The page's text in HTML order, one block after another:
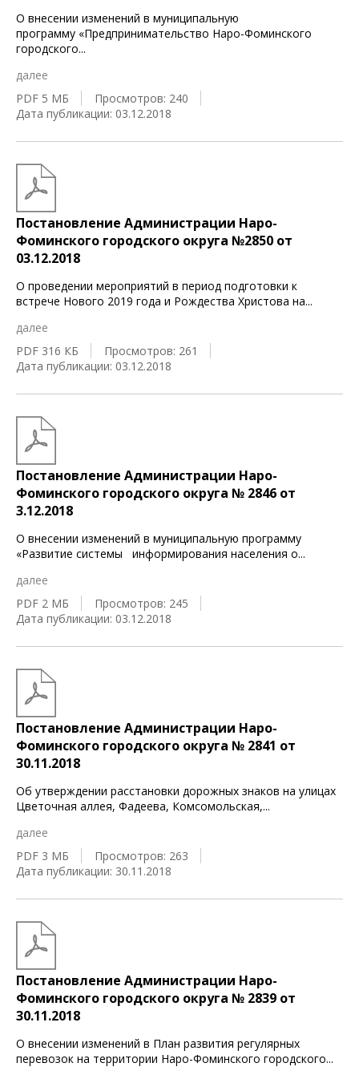
О внесении изменений в муниципальную
программу «Предпринимательство Наро-Фоминского
городского...
далее
PDF 5 МБ
Просмотров: 240
Дата публикации: 03.12.2018
Постановление Администрации Наро-
Фоминского городского округа №2850 от
03.12.2018
О проведении мероприятий в период подготовки к
встрече Нового 2019 года и Рождества Христова на...
далее
PDF 316 КБ
Просмотров: 261
Дата публикации: 03.12.2018
Постановление Администрации Наро-
Фоминского городского округа № 2846 от
3.12.2018
О внесении изменений в муниципальную программу
«Развитие системы информирования населения о...
далее
PDF 2 МБ
Просмотров: 245
Дата публикации: 03.12.2018
Постановление Администрации Наро-
Фоминского городского округа № 2841 от
30.11.2018
Об утверждении расстановки дорожных знаков на улицах
Цветочная аллея, Фадеева, Комсомольская,...
далее
PDF 3 МБ
Просмотров: 263
Дата публикации: 30.11.2018
Постановление Администрации Наро-
Фоминского городского округа № 2839 от
30.11.2018
О внесении изменений в План развития регулярных
перевозок на территории Наро-Фоминского городского...